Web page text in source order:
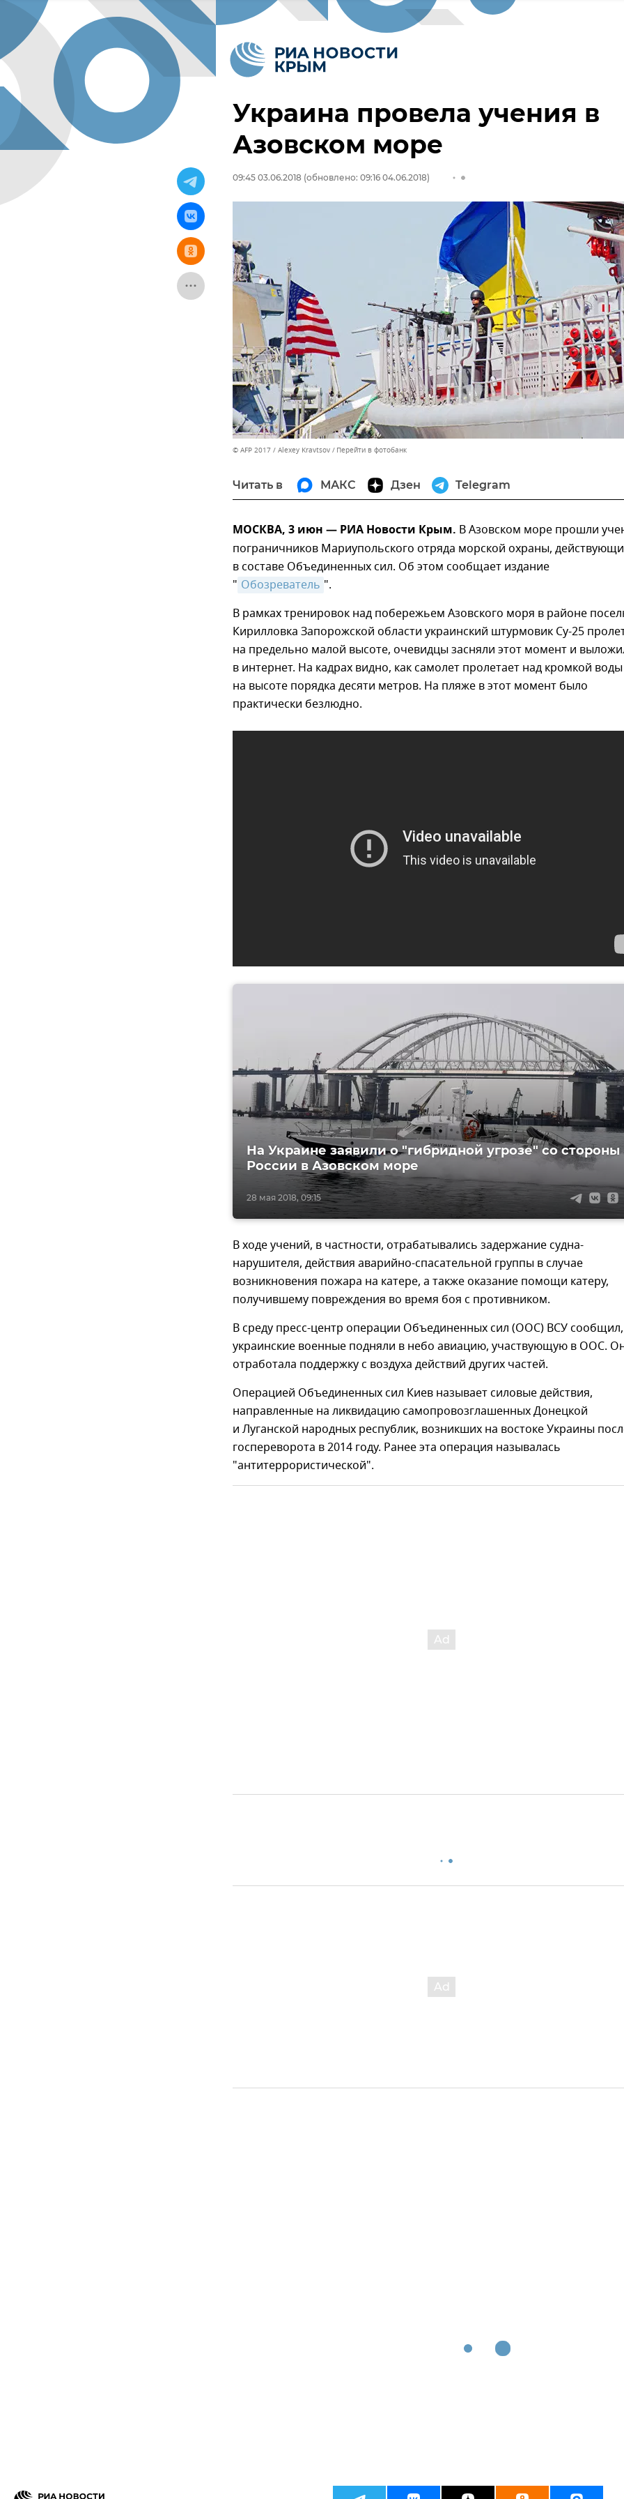
Украина провела учения в
Азовском море
09:45 03.06.2018 (обновлено: 09:16 04.06.2018)
© AFP 2017 / Alexey Kravtsov Перейти в фотобанк
Читать в МАКС Дзен Telegram
МОСКВА, 3 июн — РИА Новости Крым. В Азовском море прошли
пограничников Мариупольского отряда морской охраны,
в составе Объединенных сил. Об этом сообщает издание
" Обозреватель ".
В рамках тренировок над побережьем Азовского моря в районе
Кирилловка Запорожской области украинский штурмовик Су-25
на предельно малой высоте, очевидцы засняли этот момент и
в интернет. На кадрах видно, как самолет пролетает над кромкой воды
на высоте порядка десяти метров. На пляже в этот момент было
практически безлюдно.
28 мая 2018, 09:15
На Украине заявили о "гибридной угрозе" со стороны
России в Азовском море
В ходе учений, в частности, отрабатывались задержание судна-
нарушителя, действия аварийно-спасательной группы в случае
возникновения пожара на катере, а также оказание помощи катеру,
получившему повреждения во время боя с противником.
В среду пресс-центр операции Объединенных сил (ООС) ВСУ
украинские военные подняли в небо авиацию, участвующую в ООС.
отработала поддержку с воздуха действий других частей.
Операцией Объединенных сил Киев называет силовые действия,
направленные на ликвидацию самопровозглашенных Донецкой
и Луганской народных республик, возникших на востоке Украины
госпереворота в 2014 году. Ранее эта операция называлась
"антитеррористической".